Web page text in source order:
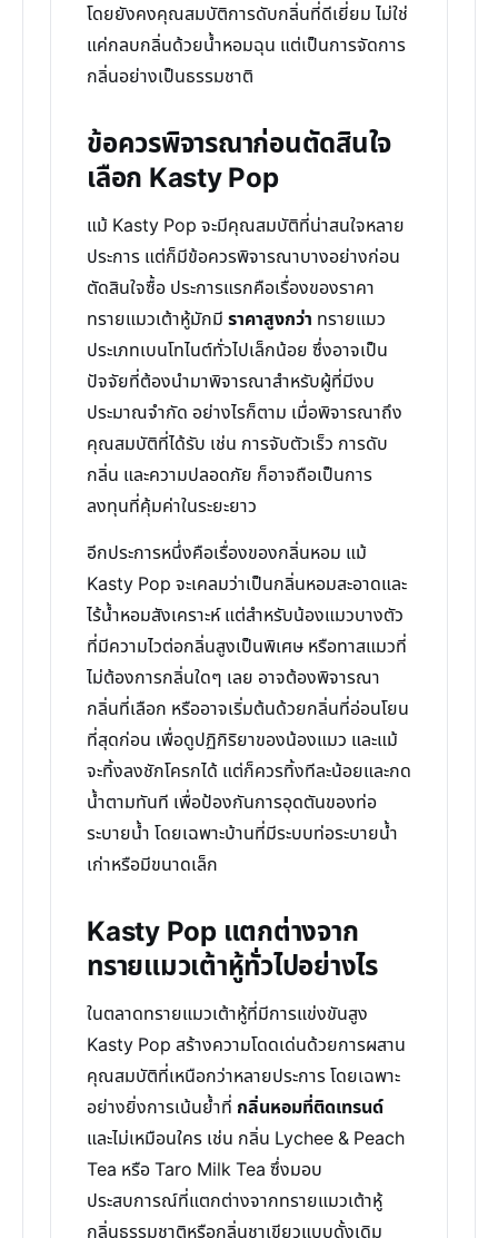
โดยยังคงคุณสมบัติการดับกลิ่นที่ดีเยี่ยม ไม่ใช่
แค่กลบกลิ่นด้วยน้ำหอมฉุน แต่เป็นการจัดการ
กลิ่นอย่างเป็นธรรมชาติ
ข้อควรพิจารณาก่อนตัดสินใจ
เลือก Kasty Pop
แม้ Kasty Pop จะมีคุณสมบัติที่น่าสนใจหลาย
ประการ แต่ก็มีข้อควรพิจารณาบางอย่างก่อน
ตัดสินใจซื้อ ประการแรกคือเรื่องของราคา
ทรายแมวเต้าหู้มักมี ราคาสูงกว่า ทรายแมว
ประเภทเบนโทไนต์ทั่วไปเล็กน้อย ซึ่งอาจเป็น
ปัจจัยที่ต้องนำมาพิจารณาสำหรับผู้ที่มีงบ
ประมาณจำกัด อย่างไรก็ตาม เมื่อพิจารณาถึง
คุณสมบัติที่ได้รับ เช่น การจับตัวเร็ว การดับ
กลิ่น และความปลอดภัย ก็อาจถือเป็นการ
ลงทุนที่คุ้มค่าในระยะยาว
อีกประการหนึ่งคือเรื่องของกลิ่นหอม แม้
Kasty Pop จะเคลมว่าเป็นกลิ่นหอมสะอาดและ
ไร้น้ำหอมสังเคราะห์ แต่สำหรับน้องแมวบางตัว
ที่มีความไวต่อกลิ่นสูงเป็นพิเศษ หรือทาสแมวที่
ไม่ต้องการกลิ่นใดๆ เลย อาจต้องพิจารณา
กลิ่นที่เลือก หรืออาจเริ่มต้นด้วยกลิ่นที่อ่อนโยน
ที่สุดก่อน เพื่อดูปฏิกิริยาของน้องแมว และแม้
จะทิ้งลงชักโครกได้ แต่ก็ควรทิ้งทีละน้อยและกด
น้ำตามทันที เพื่อป้องกันการอุดตันของท่อ
ระบายน้ำ โดยเฉพาะบ้านที่มีระบบท่อระบายน้ำ
เก่าหรือมีขนาดเล็ก
Kasty Pop แตกต่างจาก
ทรายแมวเต้าหู้ทั่วไปอย่างไร
ในตลาดทรายแมวเต้าหู้ที่มีการแข่งขันสูง
Kasty Pop สร้างความโดดเด่นด้วยการผสาน
คุณสมบัติที่เหนือกว่าหลายประการ โดยเฉพาะ
อย่างยิ่งการเน้นย้ำที่ กลิ่นหอมที่ติดเทรนด์
และไม่เหมือนใคร เช่น กลิ่น Lychee & Peach
Tea หรือ Taro Milk Tea ซึ่งมอบ
ประสบการณ์ที่แตกต่างจากทรายแมวเต้าหู้
กลิ่นธรรมชาติหรือกลิ่นชาเขียวแบบดั้งเดิม